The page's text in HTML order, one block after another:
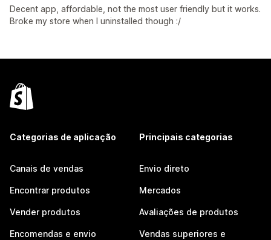
Decent app, affordable, not the most user friendly but it works.
Broke my store when I uninstalled though :/
Categorias de aplicação
Canais de vendas
Encontrar produtos
Vender produtos
Encomendas e envio
Principais categorias
Envio direto
Mercados
Avaliações de produtos
Vendas superiores e